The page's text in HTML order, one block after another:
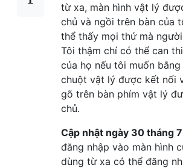
từ xa, màn hình vật lý
chủ và ngồi trên bàn của
thể thấy mọi thứ mà
Tôi thậm chí có thể can
của họ nếu tôi muốn
chuột vật lý được kết nối
gõ trên bàn phím vật lý
chủ.
Cập nhật ngày 30 tháng
đăng nhập vào màn hình
dùng từ xa có thể đăng